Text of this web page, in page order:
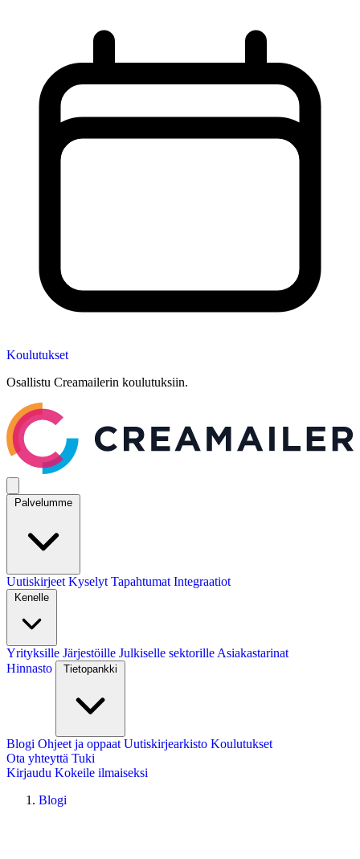
Koulutukset
Osallistu Creamailerin koulutuksiin.
Palvelumme
Uutiskirjeet Kyselyt Tapahtumat Integraatiot
Kenelle
Yrityksille Järjestöille Julkiselle sektorille Asiakastarinat
Hinnasto
Tietopankki
Blogi Ohjeet ja oppaat Uutiskirjearkisto Koulutukset
Ota yhteyttä Tuki
Kirjaudu Kokeile ilmaiseksi
Blogi